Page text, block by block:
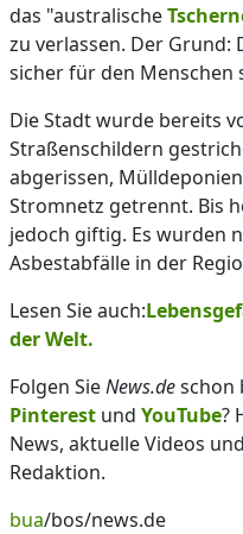
das "australische
zu verlassen. Der Grund:
sicher für den Menschen
Die Stadt wurde bereits
Straßenschildern
abgerissen,
Stromnetz getrennt. Bis
jedoch giftig. Es wurden
Asbestabfälle in der
Lesen Sie auch:
der Welt.
Folgen SieNews.deschon
Pinterest und YouTube?
News, aktuelle Videos
Redaktion.
bua/bos/news.de